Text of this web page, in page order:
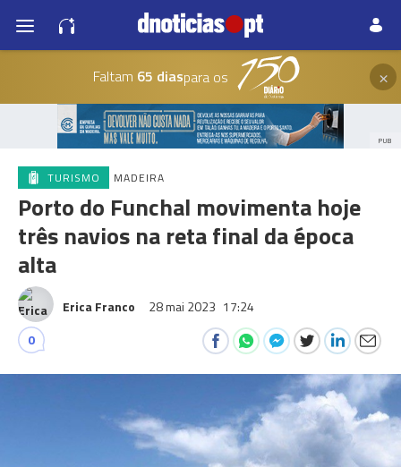
Faltam 65 diaspara os ×
PUB
TURISMO MADEIRA
Porto do Funchal movimenta hoje
três navios na reta final da época
alta
Erica Franco 28 mai 2023 17:24
0